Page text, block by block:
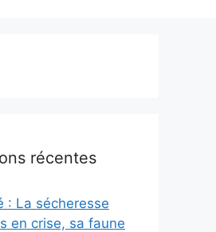
récentes
: La sécheresse
en crise, sa faune